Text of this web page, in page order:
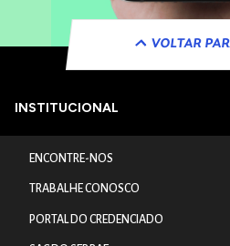
VOLTAR
INSTITUCIONAL
ENCONTRE-NOS
TRABALHE CONOSCO
PORTAL DO CREDENCIADO